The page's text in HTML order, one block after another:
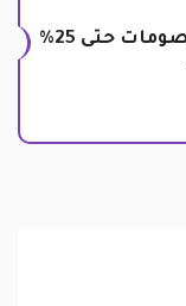
كوبون خصم رسيل للهدايا 2026 خصومات حتى 25%